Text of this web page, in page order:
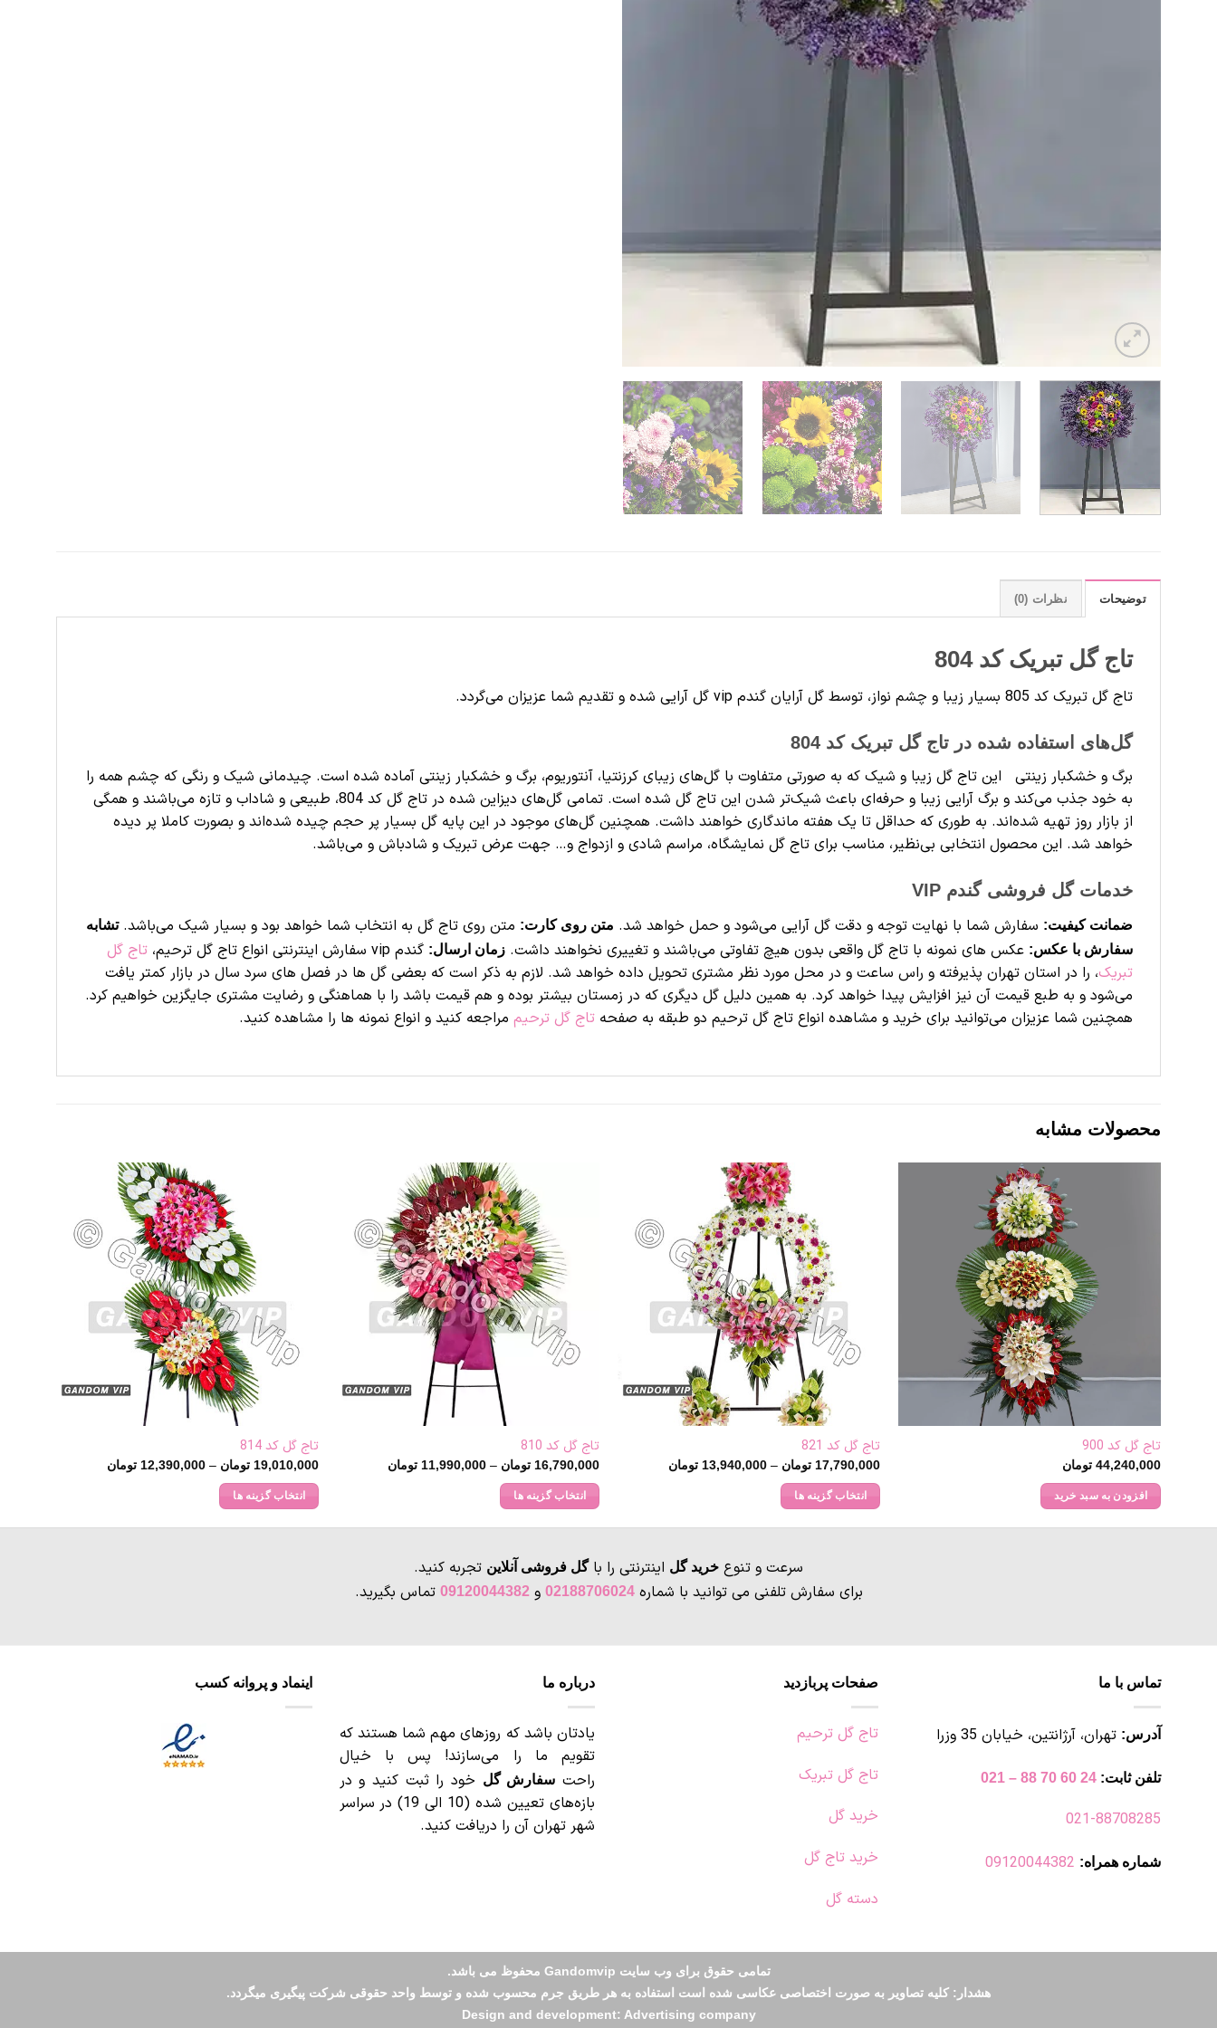
توضیحات نظرات (0)
تاج گل تبریک کد 804
تاج گل تبریک کد 805 بسیار زیبا و چشم نواز، توسط گل آرایان گندم vip گل آرایی شده و تقدیم شما عزیزان می‌گردد.
گل‌های استفاده شده در تاج گل تبریک کد 804
برگ و خشکبار زینتی این تاج گل زیبا و شیک که به صورتی متفاوت با گل‌های زیبای کرزنتیا، آنتوریوم، برگ و خشکبار زینتی آماده شده است. چیدمانی شیک و رنگی که چشم همه را
به خود جذب می‌کند و برگ آرایی زیبا و حرفه‌ای باعث شیک‌تر شدن این تاج گل شده است. تمامی گل‌های دیزاین شده در تاج گل کد 804، طبیعی و شاداب و تازه می‌باشند و همگی
از بازار روز تهیه شده‌اند. به طوری که حداقل تا یک هفته ماندگاری خواهند داشت. همچنین گل‌های موجود در این پایه گل بسیار پر حجم چیده شده‌اند و بصورت کاملا پر دیده
خواهد شد. این محصول انتخابی بی‌نظیر، مناسب برای تاج گل نمایشگاه، مراسم شادی و ازدواج و… جهت عرض تبریک و شادباش و می‌باشد.
خدمات گل فروشی گندم VIP
ضمانت کیفیت: سفارش شما با نهایت توجه و دقت گل آرایی می‌شود و حمل خواهد شد. متن روی کارت: متن روی تاج گل به انتخاب شما خواهد بود و بسیار شیک می‌باشد.تشابه
سفارش با عکس: عکس های نمونه با تاج گل واقعی بدون هیچ تفاوتی می‌باشند و تغییری نخواهند داشت. زمان ارسال: گندم vip سفارش اینترنتی انواع تاج گل ترحیم،
تاج گل
تبریک، را در استان تهران پذیرفته و راس ساعت و در محل مورد نظر مشتری تحویل داده خواهد شد. لازم به ذکر است که بعضی گل ها در فصل های سرد سال در بازار کمتر یافت
می‌شود و به طبع قیمت آن نیز افزایش پیدا خواهد کرد. به همین دلیل گل دیگری که در زمستان بیشتر بوده و هم قیمت باشد را با هماهنگی و رضایت مشتری جایگزین خواهیم کرد.
همچنین شما عزیزان می‌توانید برای خرید و مشاهده انواع تاج گل ترحیم دو طبقه به صفحه تاج گل ترحیم مراجعه کنید و انواع نمونه ها را مشاهده کنید.
محصولات مشابه
تاج گل کد 900
44,240,000 تومان
افزودن به سبد خرید
تاج گل کد 821
17,790,000 تومان –
13,940,000 تومانPrice
range:
13,940,000 تومان انتخاب گزینه ها
مختلفی
ها
ممکن
است
صفحه
محصول
انتخاب
تاج گل کد 810
16,790,000 تومان –
11,990,000 تومانPrice
range:
11,990,000 تومان انتخاب گزینه ها
دارای
انواع
مختلفی
ها
ممکن
است
در
صفحه
محصول
انتخاب
شوند
تاج گل کد 814
19,010,000 تومان –
12,390,000 تومانPrice
range:
انتخاب گزینه ها
ها
ممکن
سرعت و تنوع خرید گل اینترنتی را باگل فروشی آنلاین تجربه کنید.
برای سفارش تلفنی می توانید با شماره02188706024 و09120044382 تماس بگیرید.
تماس با ما
آدرس: تهران، آرژانتین، خیابان 35 وزرا
تلفن ثابت: 24 60 70 88 – 021
021-88708285
شماره همراه: 09120044382
صفحات پربازدید
تاج گل ترحیم
تاج گل تبریک
خرید گل
خرید تاج گل
دسته گل
درباره ما
یادتان باشد که روزهای مهم شما هستند که
تقویم ما را می‌سازند! پس با خیال
راحت سفارش گل خود را ثبت کنید و در
بازه‌های تعیین شده (10 الی 19) در سراسر
شهر تهران آن را دریافت کنید.
اینماد و پروانه کسب
تمامی حقوق برای وب سایت Gandomvip محفوظ می باشد.
هشدار: کلیه تصاویر به صورت اختصاصی عکاسی شده است استفاده به هر طریق جرم محسوب شده و توسط واحد حقوقی شرکت پیگیری میگردد.
Design and development: Advertising company